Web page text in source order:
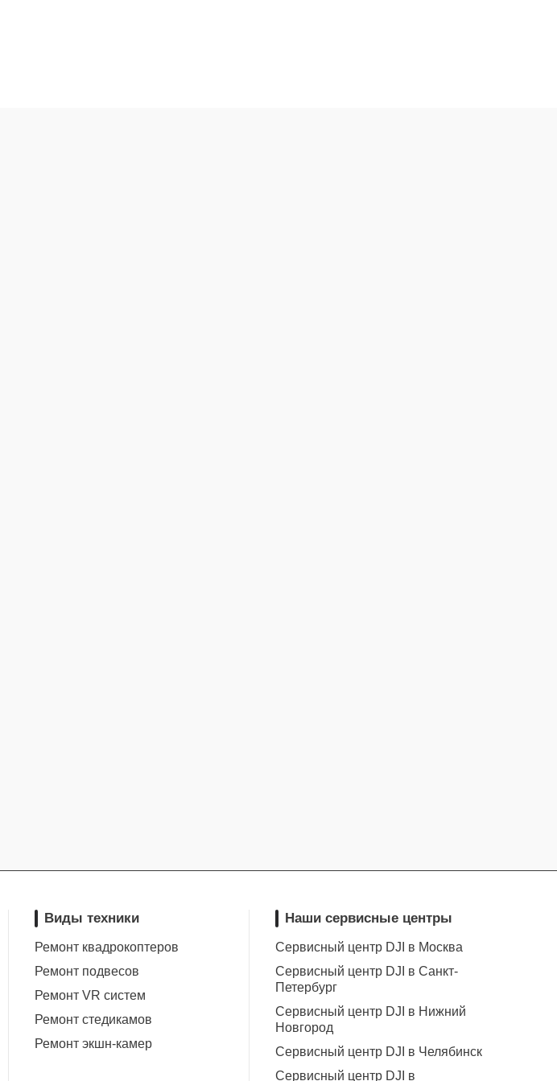
Виды техники
Ремонт квадрокоптеров
Ремонт подвесов
Ремонт VR систем
Ремонт стедикамов
Ремонт экшн-камер
Наши сервисные центры
Сервисный центр DJI в Москва
Сервисный центр DJI в Санкт-
Петербург
Сервисный центр DJI в Нижний
Новгород
Сервисный центр DJI в Челябинск
Сервисный центр DJI в